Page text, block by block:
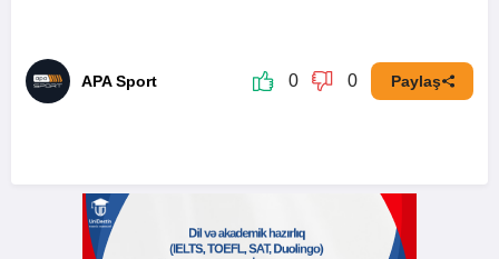
APA Sport 0 0 Paylaş